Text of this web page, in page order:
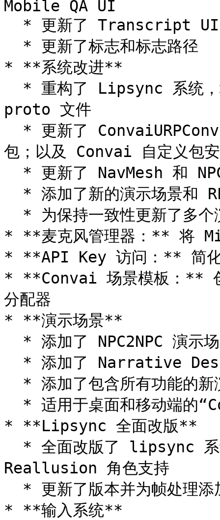
Mobile QA UI
* **系统改进**
proto 文件
包；以及 Convai 自定义包
* **麦克风管理器：** 将
* **API Key 访问：** 简
* **Convai 场景模板：** 创
分配器
* **演示场景**
* **Lipsync 全面改版**
Reallusion 角色支持
* **输入系统**